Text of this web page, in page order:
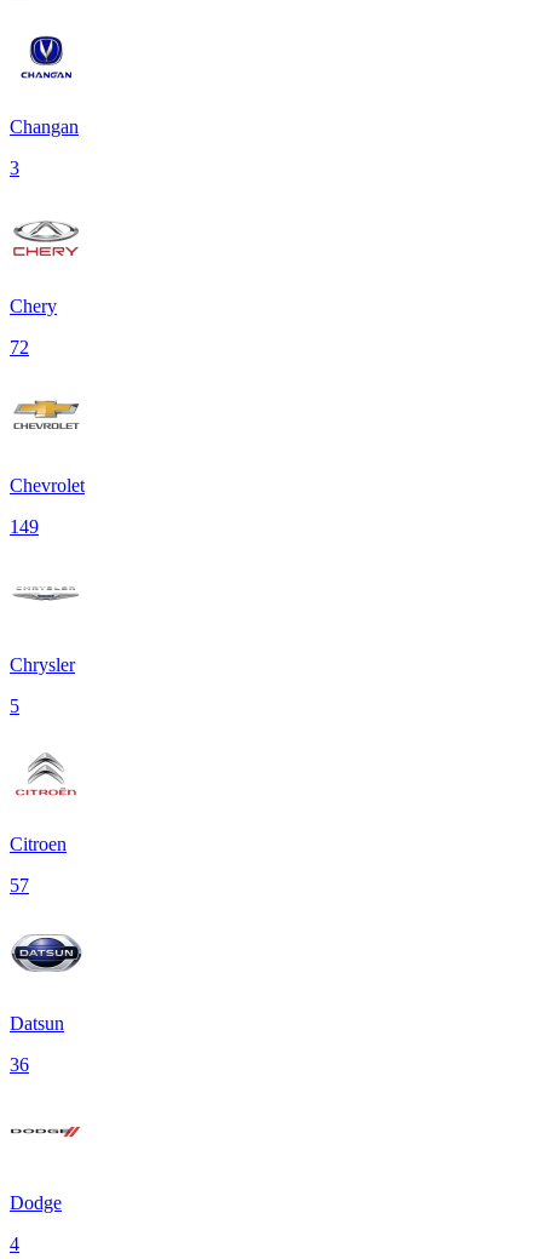
Changan
3
Chery
72
Chevrolet
149
Chrysler
5
Citroen
57
Datsun
36
Dodge
4